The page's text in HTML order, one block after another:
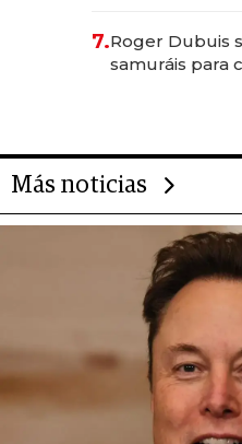
rol de la IA
7.Roger Dubuis
samuráis para
Más noticias